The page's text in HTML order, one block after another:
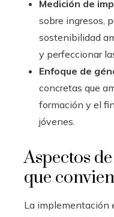
Medición de
sobre ingresos,
sostenibilidad
y perfeccionar
Enfoque de
concretas que
formación y el
jóvenes.
Aspectos
que
La implementación